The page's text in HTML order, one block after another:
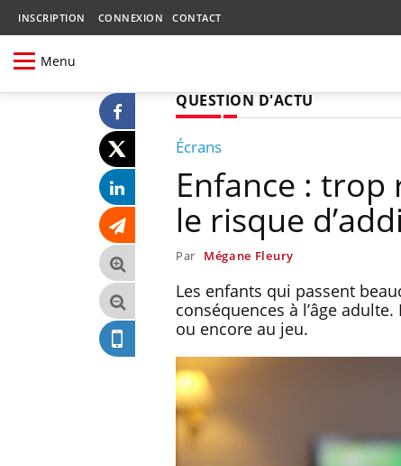
INSCRIPTION CONNEXION CONTACT
Menu
QUESTION D'ACTU
Écrans
Enfance :
le risque
Par Mégane Fleury
Les enfants qui passent
conséquences à l’âge
ou encore au jeu.